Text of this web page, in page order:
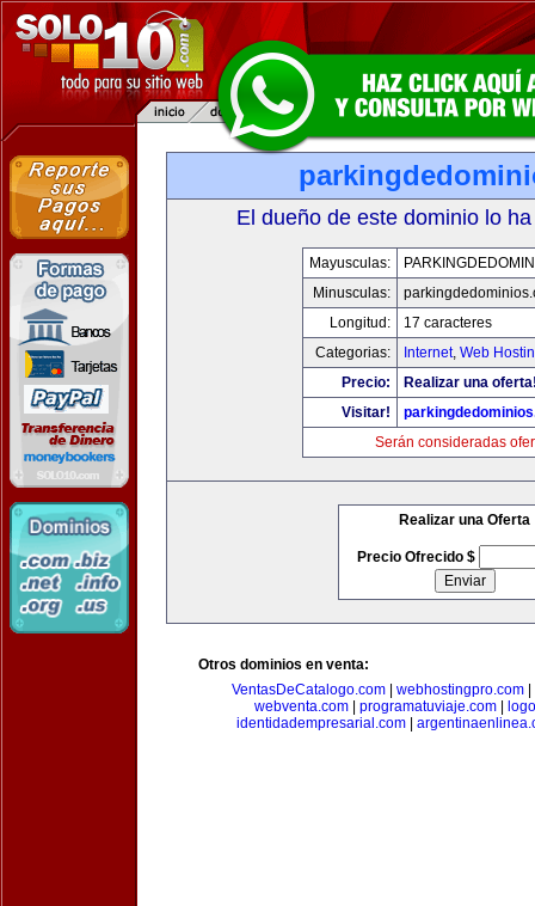
El dueño de este dominio lo
Mayusculas:
Minusculas:
Longitud:
17 caracteres
Categorias:
Internet, Web
Precio:
Realizar una
Visitar!
Serán consideradas
Realizar una Oferta
Precio Ofrecido $
Otros dominios en venta:
VentasDeCatalogo.com| webhostingpro.com|
webventa.com
programatuviaje.com
identidadempresarial.com